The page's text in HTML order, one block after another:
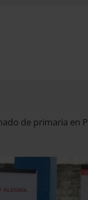
de primaria en